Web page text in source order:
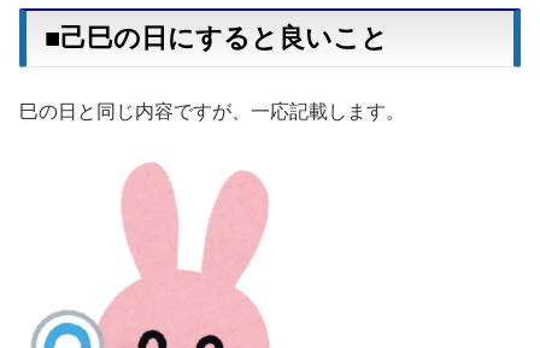
■己巳の日にすると良いこと
巳の日と同じ内容ですが、一応記載します。